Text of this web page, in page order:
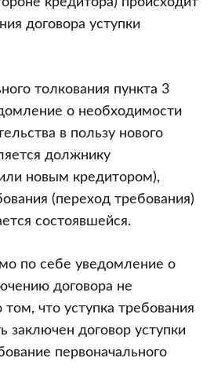
договора уступки
толкования пункта 3
о необходимости
в пользу нового
должнику
новым кредитором),
(переход требования)
состоявшейся.
по себе уведомление о
договора не
том, что уступка требования
заключен договор уступки
первоначального